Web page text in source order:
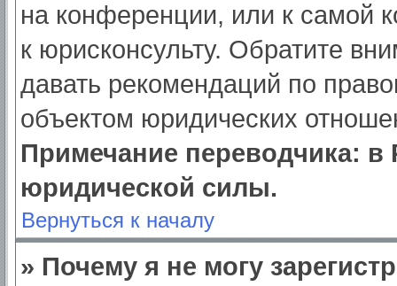
на конференции, или к самой
к юрисконсульту. Обратите
давать рекомендаций по
объектом юридических
Примечание переводчика: в
юридической силы.
Вернуться к началу
» Почему я не могу